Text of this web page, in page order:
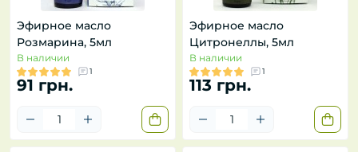
Эфирное масло
Розмарина, 5мл
В наличии
1
91 грн.
Эфирное масло
Цитронеллы, 5мл
В наличии
1
113 грн.